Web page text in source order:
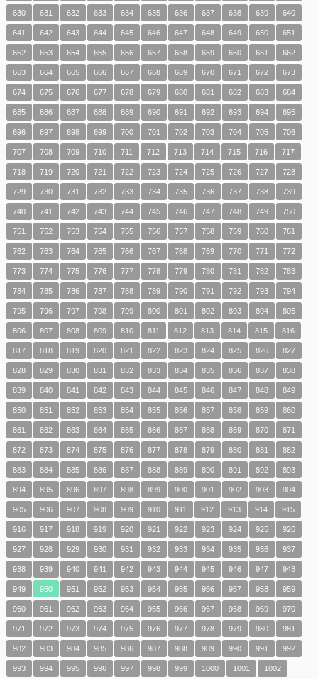
630 631 632 633 634 635 636 637 638 639 640
641 642 643 644 645 646 647 648 649 650 651
652 653 654 655 656 657 658 659 660 661 662
663 664 665 666 667 668 669 670 671 672 673
674 675 676 677 678 679 680 681 682 683 684
685 686 687 688 689 690 691 692 693 694 695
696 697 698 699 700 701 702 703 704 705 706
707 708 709 710 711 712 713 714 715 716 717
718 719 720 721 722 723 724 725 726 727 728
729 730 731 732 733 734 735 736 737 738 739
740 741 742 743 744 745 746 747 748 749 750
751 752 753 754 755 756 757 758 759 760 761
762 763 764 765 766 767 768 769 770 771 772
773 774 775 776 777 778 779 780 781 782 783
784 785 786 787 788 789 790 791 792 793 794
795 796 797 798 799 800 801 802 803 804 805
806 807 808 809 810 811 812 813 814 815 816
817 818 819 820 821 822 823 824 825 826 827
828 829 830 831 832 833 834 835 836 837 838
839 840 841 842 843 844 845 846 847 848 849
850 851 852 853 854 855 856 857 858 859 860
861 862 863 864 865 866 867 868 869 870 871
872 873 874 875 876 877 878 879 880 881 882
883 884 885 886 887 888 889 890 891 892 893
894 895 896 897 898 899 900 901 902 903 904
905 906 907 908 909 910 911 912 913 914 915
916 917 918 919 920 921 922 923 924 925 926
927 928 929 930 931 932 933 934 935 936 937
938 939 940 941 942 943 944 945 946 947 948
949 950 951 952 953 954 955 956 957 958 959
960 961 962 963 964 965 966 967 968 969 970
971 972 973 974 975 976 977 978 979 980 981
982 983 984 985 986 987 988 989 990 991 992
993 994 995 996 997 998 999 1000 1001 1002